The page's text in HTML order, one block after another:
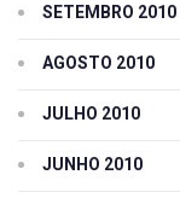
SETEMBRO 2010
AGOSTO 2010
JULHO 2010
JUNHO 2010